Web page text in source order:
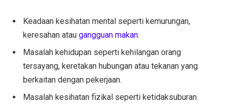
Keadaan kesihatan mental seperti kemurungan,
keresahan atau gangguan makan.
Masalah kehidupan seperti kehilangan orang
tersayang, keretakan hubungan atau tekanan yang
berkaitan dengan pekerjaan.
Masalah kesihatan fizikal seperti ketidaksuburan.